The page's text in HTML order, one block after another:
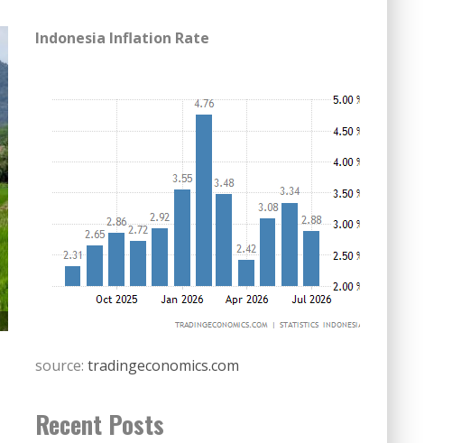
Indonesia Inflation Rate
source: tradingeconomics.com
Recent Posts